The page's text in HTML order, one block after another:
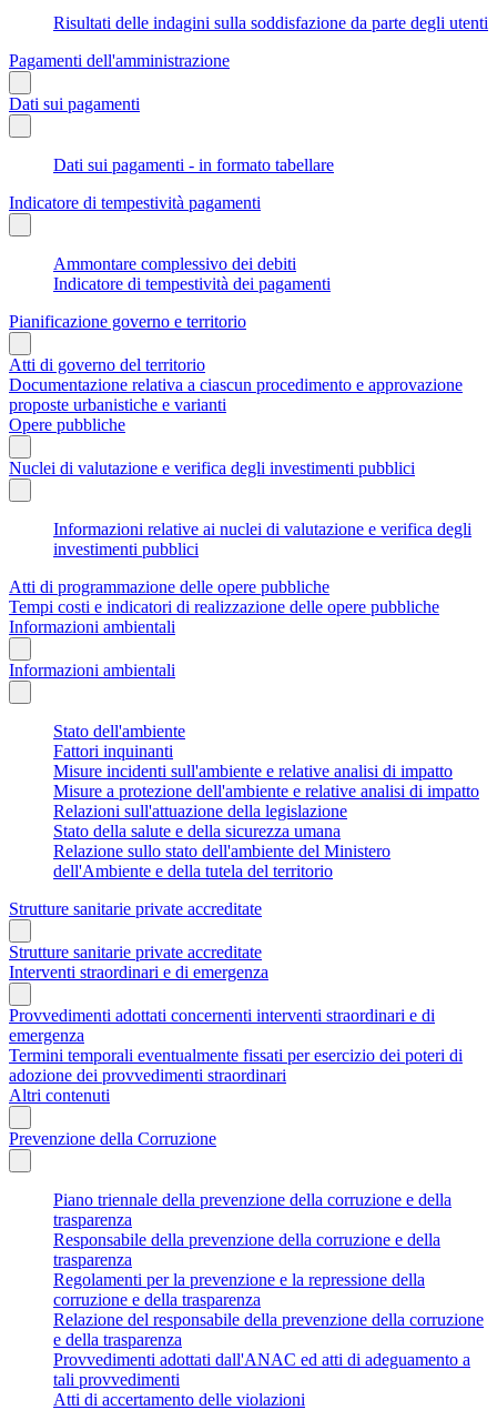
Risultati delle indagini sulla soddisfazione da parte degli utenti
Pagamenti dell'amministrazione
Dati sui pagamenti
Dati sui pagamenti - in formato tabellare
Indicatore di tempestività pagamenti
Ammontare complessivo dei debiti
Indicatore di tempestività dei pagamenti
Pianificazione governo e territorio
Atti di governo del territorio
Documentazione relativa a ciascun procedimento e approvazione
proposte urbanistiche e varianti
Opere pubbliche
Nuclei di valutazione e verifica degli investimenti pubblici
Informazioni relative ai nuclei di valutazione e verifica degli
investimenti pubblici
Atti di programmazione delle opere pubbliche
Tempi costi e indicatori di realizzazione delle opere pubbliche
Informazioni ambientali
Informazioni ambientali
Stato dell'ambiente
Fattori inquinanti
Misure incidenti sull'ambiente e relative analisi di impatto
Misure a protezione dell'ambiente e relative analisi di impatto
Relazioni sull'attuazione della legislazione
Stato della salute e della sicurezza umana
Relazione sullo stato dell'ambiente del Ministero
dell'Ambiente e della tutela del territorio
Strutture sanitarie private accreditate
Strutture sanitarie private accreditate
Interventi straordinari e di emergenza
Provvedimenti adottati concernenti interventi straordinari e di
emergenza
Termini temporali eventualmente fissati per esercizio dei poteri di
adozione dei provvedimenti straordinari
Altri contenuti
Prevenzione della Corruzione
Piano triennale della prevenzione della corruzione e della
trasparenza
Responsabile della prevenzione della corruzione e della
trasparenza
Regolamenti per la prevenzione e la repressione della
corruzione e della trasparenza
Relazione del responsabile della prevenzione della corruzione
e della trasparenza
Provvedimenti adottati dall'ANAC ed atti di adeguamento a
tali provvedimenti
Atti di accertamento delle violazioni